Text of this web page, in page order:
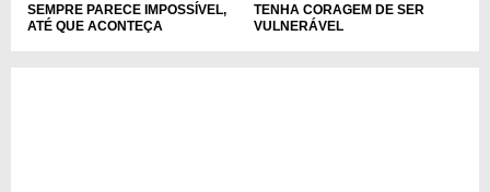
SEMPRE PARECE IMPOSSÍVEL,
ATÉ QUE ACONTEÇA
TENHA CORAGEM DE SER
VULNERÁVEL